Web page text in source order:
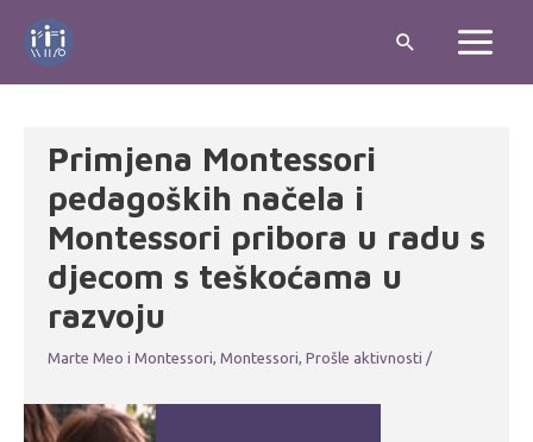
Search
Main
Primjena Montessori
pedagoških načela i
Montessori pribora u radu s
djecom s teškoćama u
razvoju
Marte Meo i Montessori, Montessori, Prošle aktivnosti /